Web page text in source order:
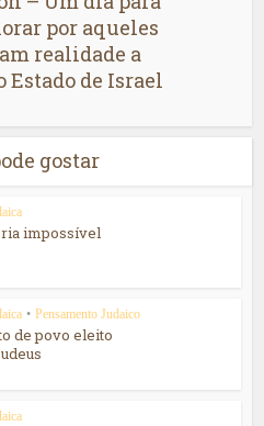
por aqueles
realidade a
de Israel
gostar
impossível
• Pensamento Judaico
de povo eleito